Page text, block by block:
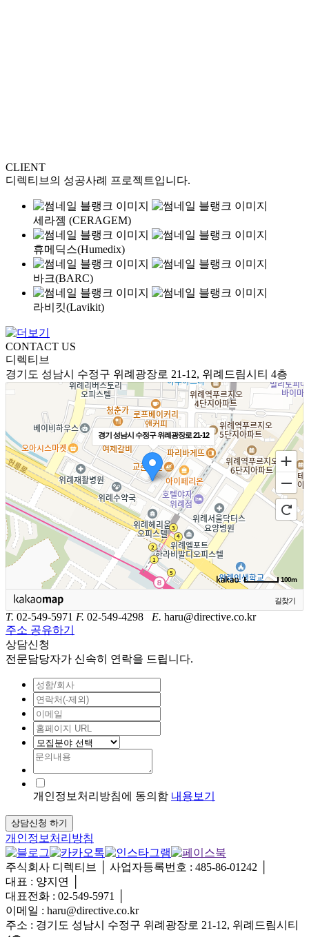
CLIENT
디렉티브의 성공사례 프로젝트입니다.
세라젬 (CERAGEM)
휴메딕스(Humedix)
바크(BARC)
라비킷(Lavikit)
CONTACT US
디렉티브
경기도 성남시 수정구 위례광장로 21-12, 위례드림시티 4층
경기 성남시 수정구 위례광장로 21-12
100m
길찾기
T. 02-549-5971 F. 02-549-4298 E. haru@directive.co.kr
주소 공유하기
상담신청
전문담당자가 신속히 연락을 드립니다.
개인정보처리방침에 동의함 내용보기
개인정보처리방침
주식회사 디렉티브 사업자등록번호 : 485-86-01242
대표 : 양지연
대표전화 : 02-549-5971
이메일 : haru@directive.co.kr
주소 : 경기도 성남시 수정구 위례광장로 21-12, 위례드림시티